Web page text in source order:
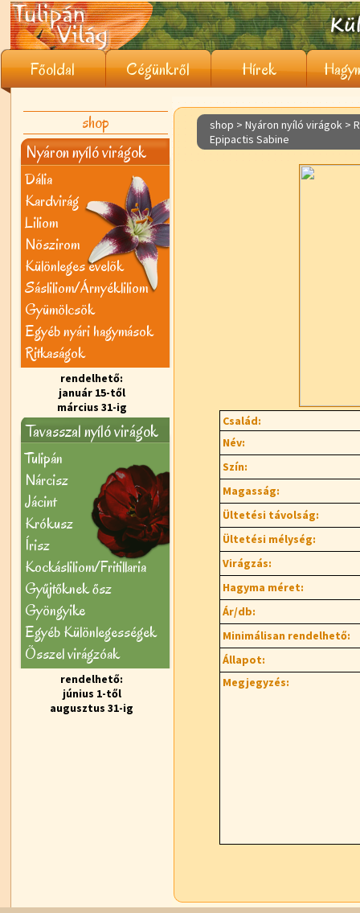
Főoldal Cégünkről Hírek
shop
Nyáron nyíló virágok
Dália
Kardvirág
Liliom
Nõszirom
Különleges évelõk
Sásliliom/Árnyékliliom
Gyümölcsök
Egyéb nyári hagymások
Ritkaságok
rendelhető:
január 15-től
március 31-ig
Tavasszal nyíló virágok
Tulipán
Nárcisz
Jácint
Krókusz
Írisz
Kockásliliom/Fritillaria
Gyűjtőknek ősz
Gyöngyike
Egyéb Különlegességek
Õsszel virágzóak
rendelhető:
június 1-től
augusztus 31-ig
shop > Nyáron nyíló virágok >
Epipactis Sabine
Család:
Név:
Szín:
Magasság:
Ültetési távolság:
Ültetési mélység:
Virágzás:
Hagyma méret:
Ár/db:
Minimálisan rendelhető:
Állapot:
Megjegyzés: